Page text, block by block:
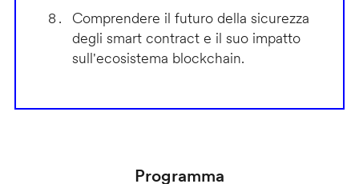
Comprendere il futuro della sicurezza
degli smart contract e il suo impatto
sull'ecosistema blockchain.
Programma